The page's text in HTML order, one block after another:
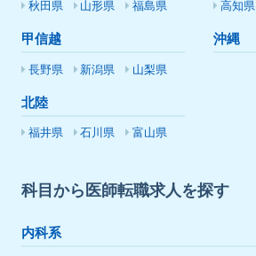
秋田県
山形県 福島県
甲信越
長野県 新潟県 山梨県
北陸
福井県 石川県 富山県
高知県
沖縄
科目から医師転職求人を探す
内科系